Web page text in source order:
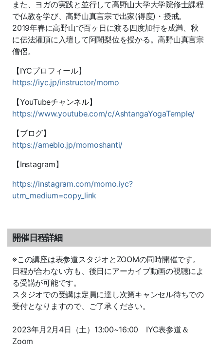
また、ヨガの実践と並行して高野山大学大学院修士課程
で仏教を学び、高野山真言宗で出家(得度)・授戒。
2019年春に高野山で百ヶ日に渡る四度加行を成満、秋
に伝法灌頂に入壇して阿闍梨位を授かる。高野山真言宗
僧侶。
【IYCプロフィール】
https://iyc.jp/instructor/momo
【YouTubeチャンネル】
https://www.youtube.com/c/AshtangaYogaTemple/
【ブログ】
https://ameblo.jp/momoshanti/
【Instagram】
https://instagram.com/momo.iyc?
utm_medium=copy_link
開催日程詳細
※この講座は表参道スタジオとZOOMの同時開催です。
日程が合わない方も、後日にアーカイブ動画の視聴によ
る受講が可能です。
スタジオでの受講は定員に達し次第キャンセル待ちでの
受付となりますので、ご了承ください。
2023年月2月4日（土）13:00~16:00 IYC表参道＆
Zoom